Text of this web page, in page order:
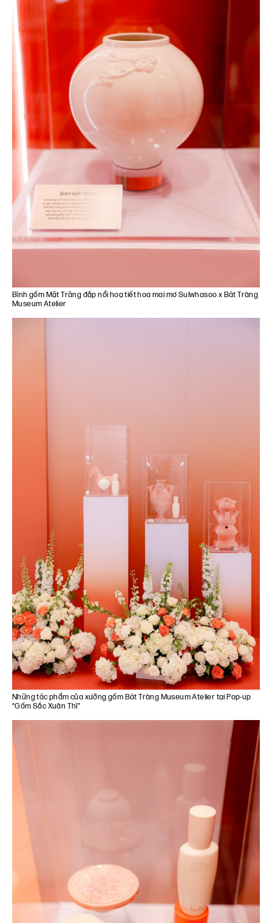
Bình gốm Mặt Trăng đắp nổi hoạ tiết hoa mai mơ Sulwhasoo x Bát Tràng
Museum Atelier
Những tác phẩm của xưởng gốm Bát Tràng Museum Atelier tại Pop-up
“Gốm Sắc Xuân Thì”